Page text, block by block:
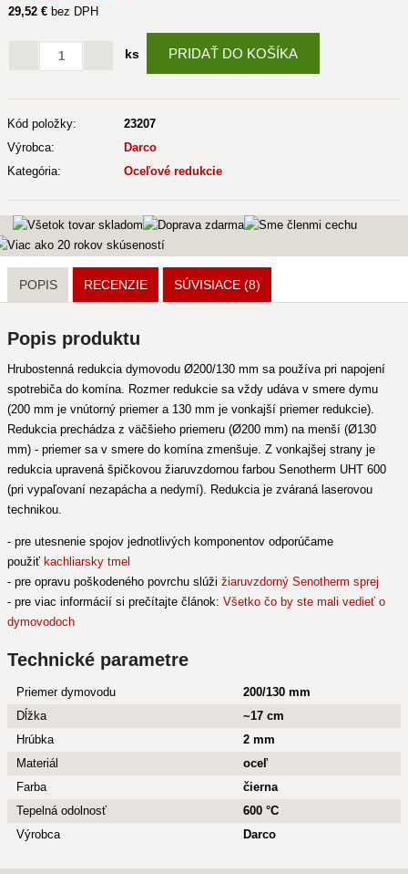
29,52 € bez DPH
ks PRIDAŤ DO KOŠÍKA
Kód položky:
23207
Výrobca:
Darco
Kategória:
Oceľové redukcie
POPIS RECENZIE SÚVISIACE (8)
Popis produktu
Hrubostenná redukcia dymovodu Ø200/130 mm sa používa pri napojení
spotrebiča do komína. Rozmer redukcie sa vždy udáva v smere dymu
(200 mm je vnútorný priemer a 130 mm je vonkajší priemer redukcie).
Redukcia prechádza z väčšieho priemeru (Ø200 mm) na menší (Ø130
mm) - priemer sa v smere do komína zmenšuje. Z vonkajšej strany je
redukcia upravená špičkovou žiaruvzdornou farbou Senotherm UHT 600
(pri vypaľovaní nezapácha a nedymí). Redukcia je zváraná laserovou
technikou.
- pre utesnenie spojov jednotlivých komponentov odporúčame
použiť kachliarsky tmel
- pre opravu poškodeného povrchu slúži žiaruvzdorný Senotherm sprej
- pre viac informácií si prečítajte článok: Všetko čo by ste mali vedieť o
dymovodoch
Technické parametre
Priemer dymovodu
200/130 mm
Dĺžka
~17 cm
Hrúbka
2 mm
Materiál
oceľ
Farba
čierna
Tepelná odolnosť
600 °C
Výrobca
Darco